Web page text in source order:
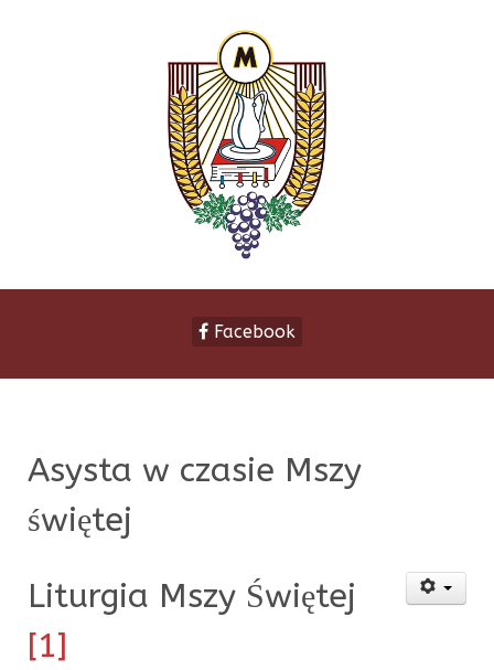
Facebook
Asysta w czasie Mszy
świętej
Liturgia Mszy Świętej
[1]